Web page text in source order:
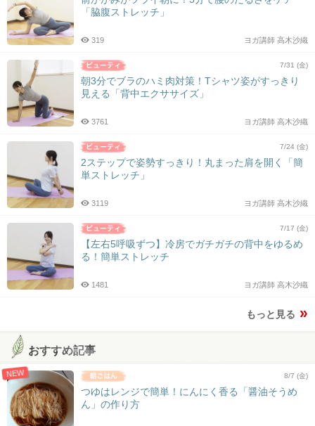
「脇腹ストレッチ」
ヨガ講師 高木沙織
319
7/31 (金)
朝3分でブラのハミ肉対策！Tシャツ姿がすっきり
見える「背中エクササイズ」
ヨガ講師 高木沙織
3761
7/24 (金)
2ステップで姿勢すっきり！丸まった肩を開く「簡
単ストレッチ」
ヨガ講師 高木沙織
3119
7/17 (金)
【左右5呼吸ずつ】冷房でガチガチの背中をゆるめ
る！簡単ストレッチ
ヨガ講師 高木沙織
1481
もっと見る
おすすめ記事
NEW 8/7 (金)
つゆはレンジで簡単！にんにく香る「醤油そうめ
ん」の作り方